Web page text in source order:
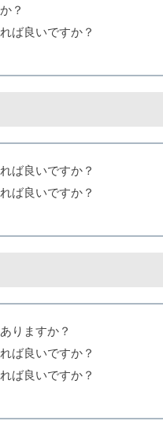
？
ば良いですか？
ば良いですか？
ば良いですか？
りますか？
ば良いですか？
ば良いですか？